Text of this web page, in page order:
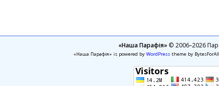
«Наша Парафія»© 2006–2026
«Наша Парафія» is powered by WordPresstheme by